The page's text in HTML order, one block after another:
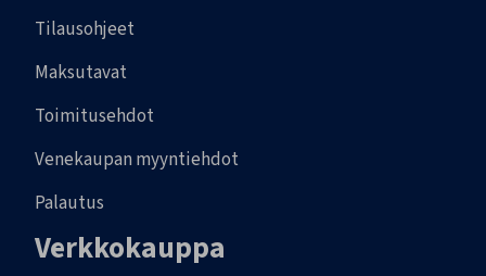
Tilausohjeet
Maksutavat
Toimitusehdot
Venekaupan myyntiehdot
Palautus
Verkkokauppa